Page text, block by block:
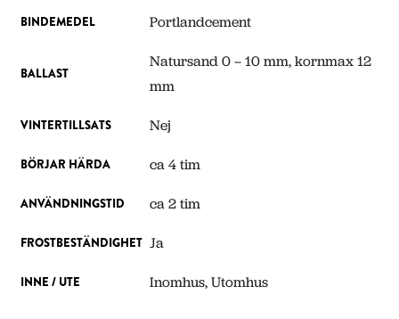
BINDEMEDEL Portlandcement
BALLAST
Natursand 0 – 10 mm, kornmax 12
mm
VINTERTILLSATS Nej
BÖRJAR HÄRDA ca 4 tim
ANVÄNDNINGSTID ca 2 tim
FROSTBESTÄNDIGHET Ja
INNE / UTE Inomhus, Utomhus